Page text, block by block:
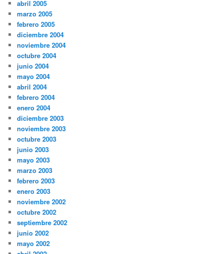
abril 2005
marzo 2005
febrero 2005
diciembre 2004
noviembre 2004
octubre 2004
junio 2004
mayo 2004
abril 2004
febrero 2004
enero 2004
diciembre 2003
noviembre 2003
octubre 2003
junio 2003
mayo 2003
marzo 2003
febrero 2003
enero 2003
noviembre 2002
octubre 2002
septiembre 2002
junio 2002
mayo 2002